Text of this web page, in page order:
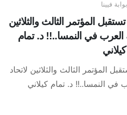
بوابة فيينا
المؤتمر الثالث والثلاثين
العرب في النمسا..!! د. تمام
كيلاني
المؤتمر الثالث والثلاثين لاتحاد
في النمسا..!! د. تمام كيلاني